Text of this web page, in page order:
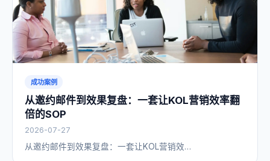
成功案例
从邀约邮件到效果复盘：一套让KOL营销效率翻
倍的SOP
2026-07-27
从邀约邮件到效果复盘：一套让KOL营销效…